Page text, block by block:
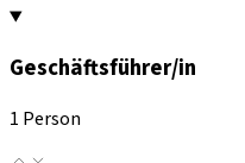
Geschäftsführer/in
1 Person